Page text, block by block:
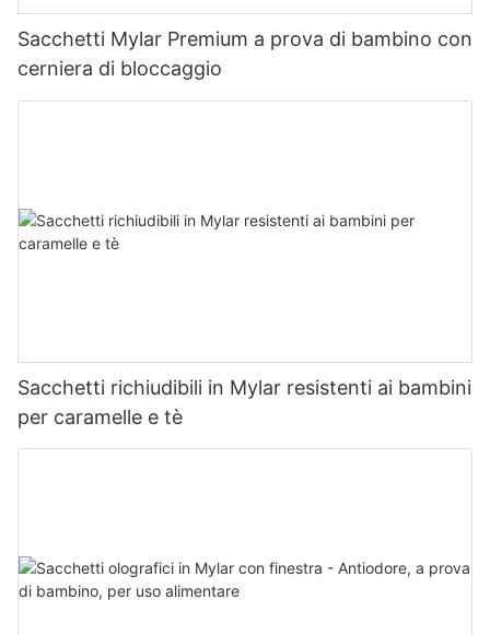
Sacchetti Mylar Premium a prova di bambino con
cerniera di bloccaggio
Sacchetti richiudibili in Mylar resistenti ai bambini
per caramelle e tè